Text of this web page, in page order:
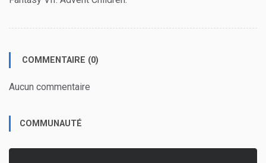
COMMENTAIRE (0)
Aucun commentaire
COMMUNAUTÉ